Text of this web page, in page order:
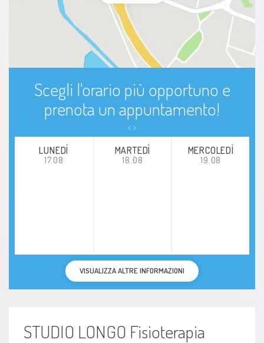
Scegli l'orario più opportuno e
prenota un appuntamento!
LUNEDÍ
17.08
MARTEDÌ
18.08
MERCOLEDÌ
19.08
VISUALIZZA ALTRE INFORMAZIONI
STUDIO LONGO Fisioterapia